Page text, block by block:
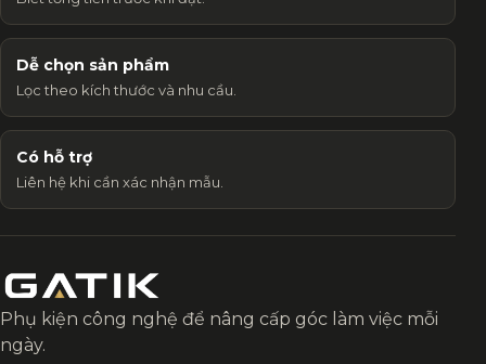
Dễ chọn sản phẩm
Lọc theo kích thước và nhu cầu.
Có hỗ trợ
Liên hệ khi cần xác nhận mẫu.
Phụ kiện công nghệ để nâng cấp góc làm việc mỗi
ngày.